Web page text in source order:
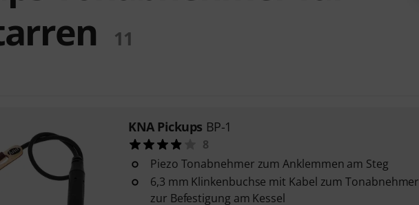
11
KNA Pickups BP-1
8
Piezo Tonabnehmer zum Anklemmen am Steg
6,3 mm Klinkenbuchse mit Kabel zum Tonabnehmer
zur Befestigung am Kessel